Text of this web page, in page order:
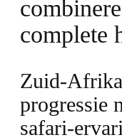
complete
Zuid-Afrika
progressie
safari-